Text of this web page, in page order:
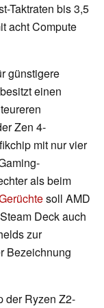
Taktraten bis 3,5
acht Compute
günstigere
besitzt einen
Zen 4-
mit nur vier
als beim
soll AMD
Deck auch
zur
Bezeichnung
der Ryzen Z2-